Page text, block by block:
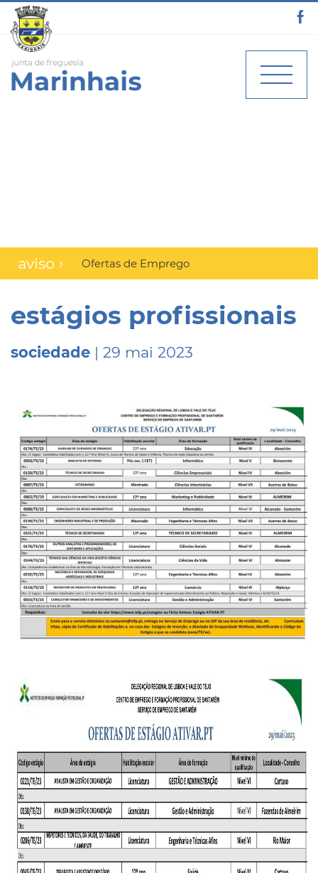
aviso › Ofertas de Emprego
estágios profissionais
sociedade | 29 mai 2023